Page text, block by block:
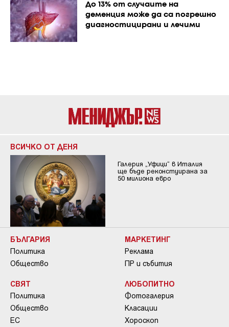
До 13% от случаите на
деменция може да са погрешно
диагностицирани и лечими
ВСИЧКО ОТ ДЕНЯ
Галерия „Уфици“ в Италия
ще бъде реконстуирана за
50 милиона евро
БЪЛГАРИЯ
Политика
Общество
СВЯТ
Политика
Общество
ЕС
МАРКЕТИНГ
Реклама
ПР и събития
ЛЮБОПИТНО
Фотогалерия
Класации
Хороскоп